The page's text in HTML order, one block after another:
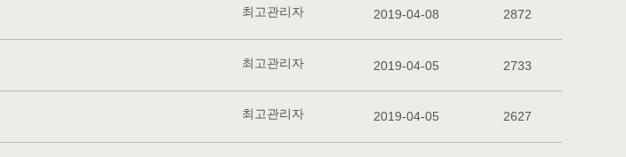
최고관리자 2019-04-08 2872
최고관리자 2019-04-05 2733
최고관리자 2019-04-05 2627